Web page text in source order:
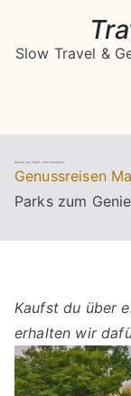
springen
Slow Travel &
Gärten und Parks zum Genießen
Genussreisen
Parks zum
Kaufst du über
erhalten wir